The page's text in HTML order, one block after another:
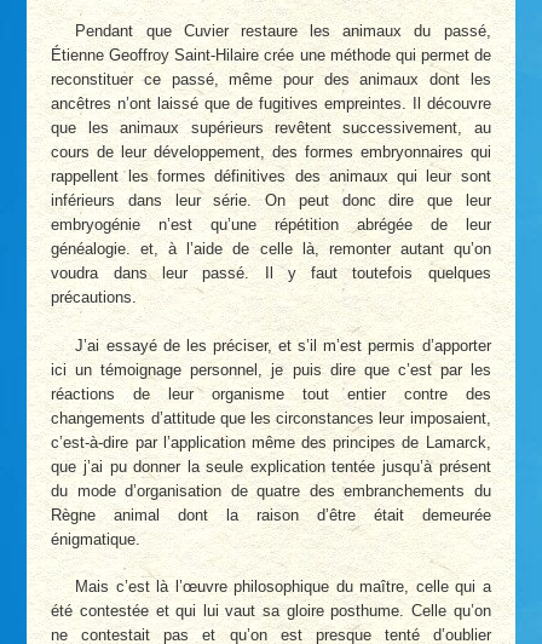
Pendant que Cuvier restaure les animaux du passé,
Étienne Geoffroy Saint-Hilaire crée une méthode qui permet de
reconstituer ce passé, même pour des animaux dont les
ancêtres n’ont laissé que de fugitives empreintes. Il découvre
que les animaux supérieurs revêtent successivement, au
cours de leur développement, des formes embryonnaires qui
rappellent les formes définitives des animaux qui leur sont
inférieurs dans leur série. On peut donc dire que leur
embryogénie n’est qu’une répétition abrégée de leur
généalogie. et, à l’aide de celle­ là, remonter autant qu’on
voudra dans leur passé. Il y faut toutefois quelques
précautions.
J’ai essayé de les préciser, et s’il m’est permis d’apporter
ici un témoignage personnel, je puis dire que c’est par les
réactions de leur organisme tout entier contre des
changements d’attitude que les circonstances leur imposaient,
c’est-à-dire par l’application même des principes de Lamarck,
que j’ai pu donner la seule explication tentée jusqu’à présent
du mode d’organisation de quatre des embranchements du
Règne animal dont la raison d’être était demeurée
énigmatique.
Mais c’est là l’œuvre philosophique du maître, celle qui a
été contestée et qui lui vaut sa gloire posthume. Celle qu’on
ne contestait pas et qu’on est presque tenté d’oublier